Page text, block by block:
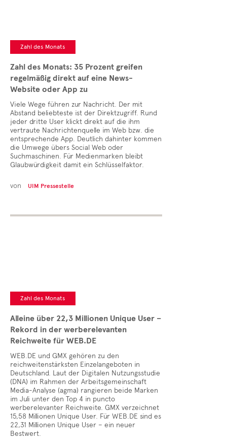
Zahl des Monats
Zahl des Monats: 35 Prozent greifen
regelmäßig direkt auf eine News-
Website oder App zu
Viele Wege führen zur Nachricht. Der mit
Abstand beliebteste ist der Direktzugriff. Rund
jeder dritte User klickt direkt auf die ihm
vertraute Nachrichtenquelle im Web bzw. die
entsprechende App. Deutlich dahinter kommen
die Umwege übers Social Web oder
Suchmaschinen. Für Medienmarken bleibt
Glaubwürdigkeit damit ein Schlüsselfaktor.
von UIM Pressestelle
Zahl des Monats
Alleine über 22,3 Millionen Unique User –
Rekord in der werberelevanten
Reichweite für WEB.DE
WEB.DE und GMX gehören zu den
reichweitenstärksten Einzelangeboten in
Deutschland. Laut der Digitalen Nutzungsstudie
(DNA) im Rahmen der Arbeitsgemeinschaft
Media-Analyse (agma) rangieren beide Marken
im Juli unter den Top 4 in puncto
werberelevanter Reichweite. GMX verzeichnet
15,58 Millionen Unique User. Für WEB.DE sind es
22,31 Millionen Unique User – ein neuer
Bestwert.